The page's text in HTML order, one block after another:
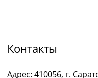
Контакты
Адрес: 410056, г.